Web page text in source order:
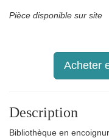
Pièce disponible sur site
Acheter
Description
Bibliothèque en